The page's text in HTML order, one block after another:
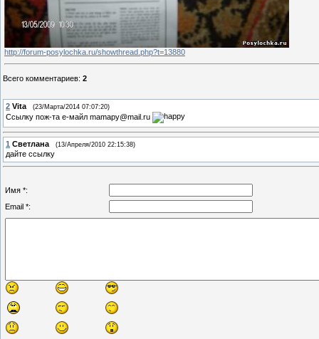
http://forum-posylochka.ru/showthread.php?t=13880
Всего комментариев: 2
2 Vita (23/Марта/2014 07:07:20)
Ссылку пож-та е-майл mamapy@mail.ru
1 Светлана (13/Апреля/2010 22:15:38)
дайте ссылку
Имя *:
Email *: